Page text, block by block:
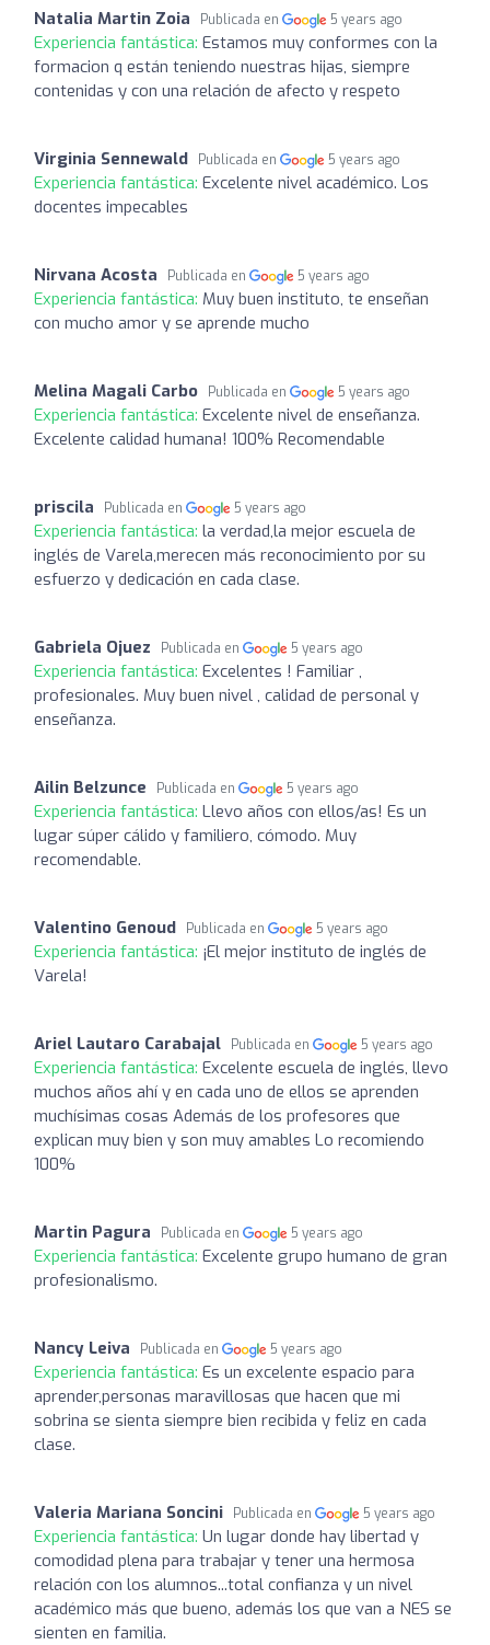
Natalia Martin Zoia Publicada en 5 years ago
Experiencia fantástica: Estamos muy conformes con la
formacion q están teniendo nuestras hijas, siempre
contenidas y con una relación de afecto y respeto
Virginia Sennewald Publicada en 5 years ago
Experiencia fantástica: Excelente nivel académico. Los
docentes impecables
Nirvana Acosta Publicada en 5 years ago
Experiencia fantástica: Muy buen instituto, te enseñan
con mucho amor y se aprende mucho
Melina Magali Carbo Publicada en 5 years ago
Experiencia fantástica: Excelente nivel de enseñanza.
Excelente calidad humana! 100% Recomendable
priscila Publicada en 5 years ago
Experiencia fantástica: la verdad,la mejor escuela de
inglés de Varela,merecen más reconocimiento por su
esfuerzo y dedicación en cada clase.
Gabriela Ojuez Publicada en 5 years ago
Experiencia fantástica: Excelentes ! Familiar ,
profesionales. Muy buen nivel , calidad de personal y
enseñanza.
Ailin Belzunce Publicada en 5 years ago
Experiencia fantástica: Llevo años con ellos/as! Es un
lugar súper cálido y familiero, cómodo. Muy
recomendable.
Valentino Genoud Publicada en 5 years ago
Experiencia fantástica: ¡El mejor instituto de inglés de
Varela!
Ariel Lautaro Carabajal Publicada en 5 years ago
Experiencia fantástica: Excelente escuela de inglés, llevo
muchos años ahí y en cada uno de ellos se aprenden
muchísimas cosas Además de los profesores que
explican muy bien y son muy amables Lo recomiendo
100%
Martin Pagura Publicada en 5 years ago
Experiencia fantástica: Excelente grupo humano de gran
profesionalismo.
Nancy Leiva Publicada en 5 years ago
Experiencia fantástica: Es un excelente espacio para
aprender,personas maravillosas que hacen que mi
sobrina se sienta siempre bien recibida y feliz en cada
clase.
Valeria Mariana Soncini Publicada en 5 years ago
Experiencia fantástica: Un lugar donde hay libertad y
comodidad plena para trabajar y tener una hermosa
relación con los alumnos...total confianza y un nivel
académico más que bueno, además los que van a NES se
sienten en familia.